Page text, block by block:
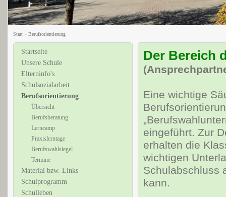
Start» Berufsorientierung
Startseite
Unsere Schule
Elterninfo's
Schulsozialarbeit
Berufsorientierung
Übersicht
Berufsberatung
Lerncamp
Praxislerntage
Berufswahlsiegel
Termine
Material bzw. Links
Schulprogramm
Schulleben
Der Bereich
Eine wichtige
eingeführt. Zur
erhalten die
wichtigen
Schulabschluss
kann.